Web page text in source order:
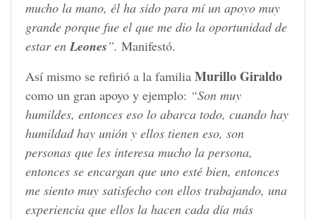
mucho la mano, él ha sido para mí un apoyo muy
grande porque fue el que me dio la oportunidad de
estar enLeones”. Manifestó.
Así mismo se refirió a la familia Murillo Giraldo
como un gran apoyo y ejemplo: “Son muy
humildes, entonces eso lo abarca todo, cuando hay
humildad hay unión y ellos tienen eso, son
personas que les interesa mucho la persona,
entonces se encargan que uno esté bien, entonces
me siento muy satisfecho con ellos trabajando, una
experiencia que ellos la hacen cada día más